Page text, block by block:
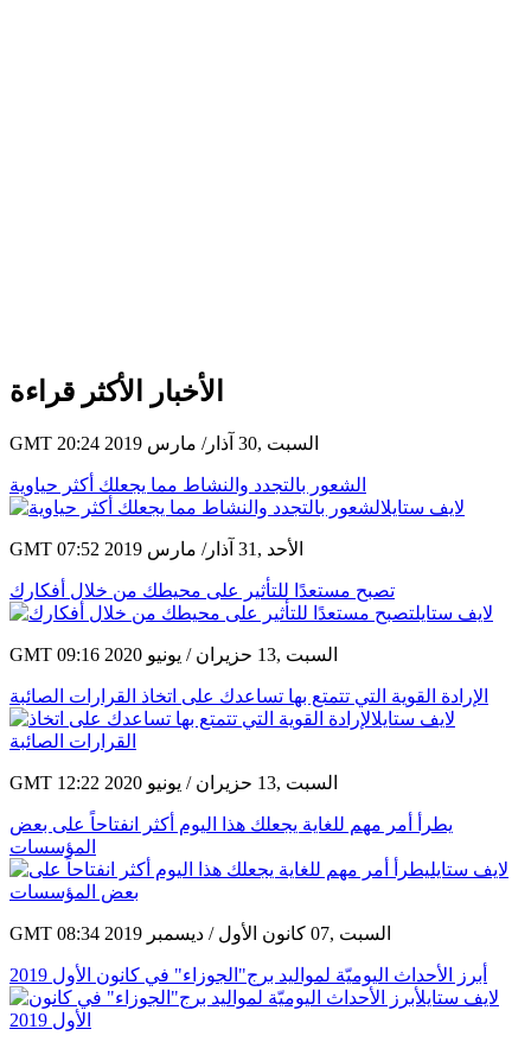
الأخبار الأكثر قراءة
GMT 20:24 2019 السبت ,30 آذار/ مارس
الشعور بالتجدد والنشاط مما يجعلك أكثر حياوية
GMT 07:52 2019 الأحد ,31 آذار/ مارس
تصبح مستعدًا للتأثير على محيطك من خلال أفكارك
GMT 09:16 2020 السبت ,13 حزيران / يونيو
الإرادة القوية التي تتمتع بها تساعدك على اتخاذ القرارات الصائبة
GMT 12:22 2020 السبت ,13 حزيران / يونيو
يطرأ أمر مهم للغاية يجعلك هذا اليوم أكثر انفتاحاً على بعض
المؤسسات
GMT 08:34 2019 السبت ,07 كانون الأول / ديسمبر
أبرز الأحداث اليوميّة لمواليد برج"الجوزاء" في كانون الأول 2019